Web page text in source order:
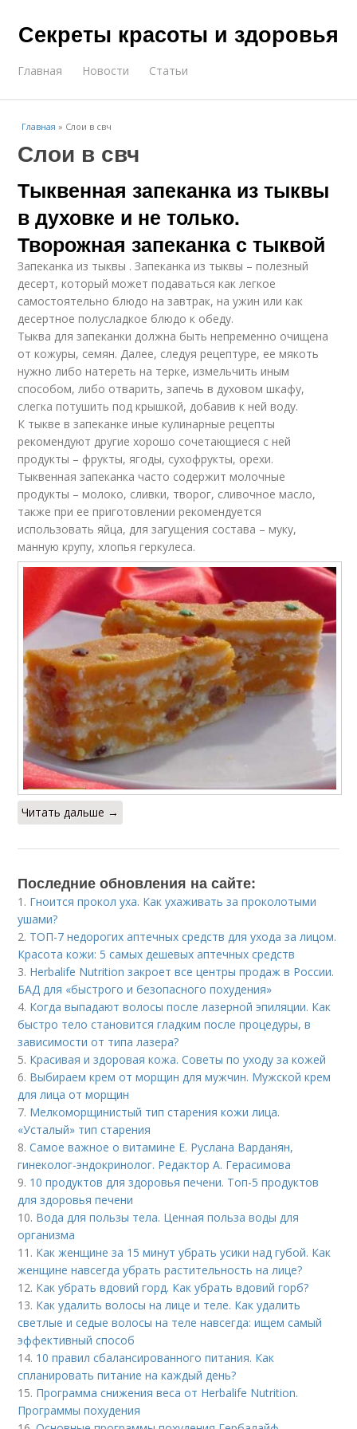
Секреты красоты и здоровья
Главная Новости Статьи
Главная » Слои в свч
Слои в свч
Тыквенная запеканка из тыквы
в духовке и не только.
Творожная запеканка с тыквой
Запеканка из тыквы . Запеканка из тыквы – полезный
десерт, который может подаваться как легкое
самостоятельно блюдо на завтрак, на ужин или как
десертное полусладкое блюдо к обеду.
Тыква для запеканки должна быть непременно очищена
от кожуры, семян. Далее, следуя рецептуре, ее мякоть
нужно либо натереть на терке, измельчить иным
способом, либо отварить, запечь в духовом шкафу,
слегка потушить под крышкой, добавив к ней воду.
К тыкве в запеканке иные кулинарные рецепты
рекомендуют другие хорошо сочетающиеся с ней
продукты – фрукты, ягоды, сухофрукты, орехи.
Тыквенная запеканка часто содержит молочные
продукты – молоко, сливки, творог, сливочное масло,
также при ее приготовлении рекомендуется
использовать яйца, для загущения состава – муку,
манную крупу, хлопья геркулеса.
Читать дальше →
Последние обновления на сайте:
1. Гноится прокол уха. Как ухаживать за проколотыми
ушами?
2. ТОП-7 недорогих аптечных средств для ухода за лицом.
Красота кожи: 5 самых дешевых аптечных средств
3. Herbalife Nutrition закроет все центры продаж в России.
БАД для «быстрого и безопасного похудения»
4. Когда выпадают волосы после лазерной эпиляции. Как
быстро тело становится гладким после процедуры, в
зависимости от типа лазера?
5. Красивая и здоровая кожа. Советы по уходу за кожей
6. Выбираем крем от морщин для мужчин. Мужской крем
для лица от морщин
7. Мелкоморщинистый тип старения кожи лица.
«Усталый» тип старения
8.Самое важное о витамине Е. Руслана Варданян,
гинеколог-эндокринолог. Редактор А. Герасимова
9. 10 продуктов для здоровья печени. Топ-5 продуктов
для здоровья печени
10. Вода для пользы тела. Ценная польза воды для
организма
11. Как женщине за 15 минут убрать усики над губой. Как
женщине навсегда убрать растительность на лице?
12. Как убрать вдовий горд. Как убрать вдовий горб?
13. Как удалить волосы на лице и теле. Как удалить
светлые и седые волосы на теле навсегда: ищем самый
эффективный способ
14. 10 правил сбалансированного питания. Как
спланировать питание на каждый день?
15. Программа снижения веса от Herbalife Nutrition.
Программы похудения